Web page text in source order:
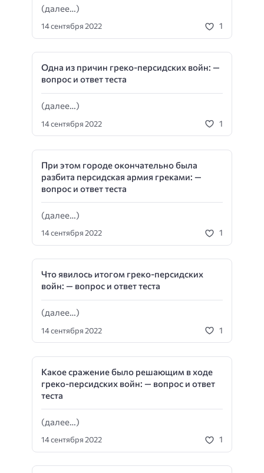
(далее…)
14 сентября 2022 1
Одна из причин греко-персидских войн: —
вопрос и ответ теста
(далее…)
14 сентября 2022 1
При этом городе окончательно была
разбита персидская армия греками: —
вопрос и ответ теста
(далее…)
14 сентября 2022 1
Что явилось итогом греко-персидских
войн: — вопрос и ответ теста
(далее…)
14 сентября 2022 1
Какое сражение было решающим в ходе
греко-персидских войн: — вопрос и ответ
теста
(далее…)
14 сентября 2022 1